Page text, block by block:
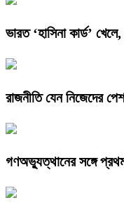
ভারত ‘হাসিনা কার্ড’
রাজনীতি যেন নিজেদের
গণঅভ্যুত্থানের সঙ্গে